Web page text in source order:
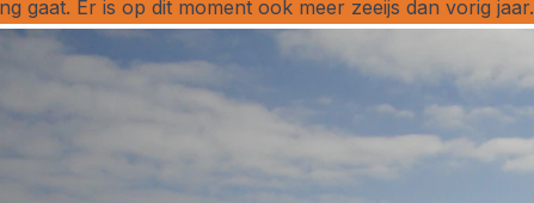
gaat. Er is op dit moment ook meer zeeijs dan vorig jaar.